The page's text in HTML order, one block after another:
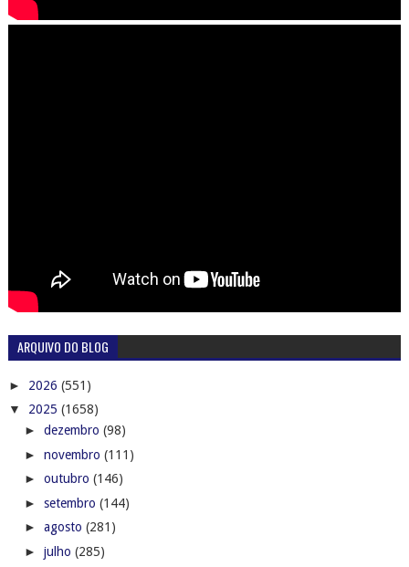
ARQUIVO DO BLOG
► 2026 (551)
▼ 2025 (1658)
► dezembro (98)
► novembro (111)
► outubro (146)
► setembro (144)
► agosto (281)
► julho (285)